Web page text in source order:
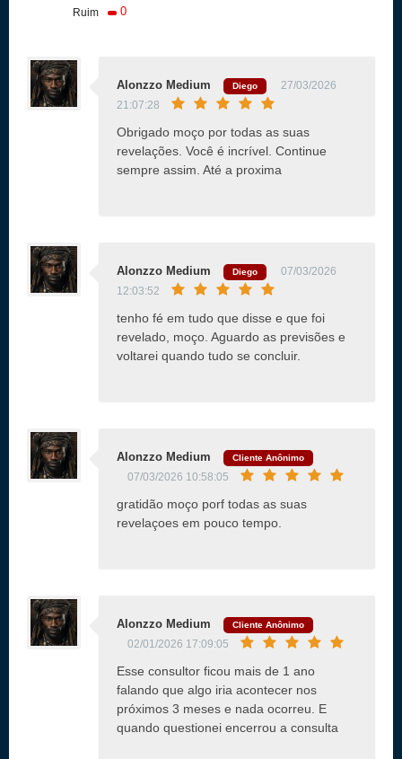
Ruim 0
Alonzzo Medium Diego
27/03/2026
21:07:28
Obrigado moço por todas as suas
revelações. Você é incrível. Continue
sempre assim. Até a proxima
Alonzzo Medium Diego
07/03/2026
12:03:52
tenho fé em tudo que disse e que foi
revelado, moço. Aguardo as previsões e
voltarei quando tudo se concluir.
Alonzzo Medium Cliente Anônimo
07/03/2026 10:58:05
gratidão moço porf todas as suas
revelaçoes em pouco tempo.
Alonzzo Medium Cliente Anônimo
02/01/2026 17:09:05
Esse consultor ficou mais de 1 ano
falando que algo iria acontecer nos
próximos 3 meses e nada ocorreu. E
quando questionei encerrou a consulta